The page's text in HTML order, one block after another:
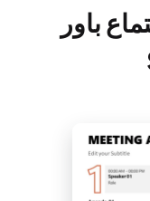
باور